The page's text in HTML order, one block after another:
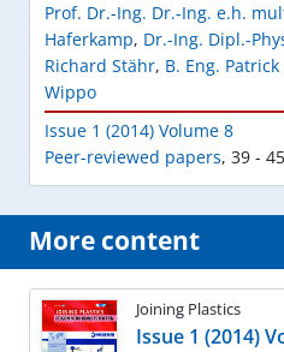
Prof. Dr.-Ing. Dr.-Ing. e.h.
Haferkamp, Dr.-Ing. Dipl.-
Richard Stähr, B. Eng.
Wippo
Issue 1 (2014) Volume 8
Peer-reviewed papers, 39 - 45
More content
Joining Plastics
Issue 1 (2014)